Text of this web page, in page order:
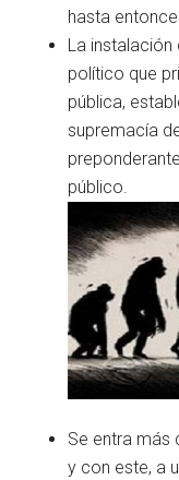
hasta
La
político que
pública,
supremacía
público.
Se entra más
y con este, a